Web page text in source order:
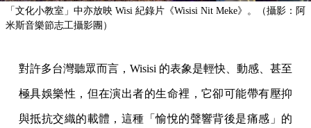
「文化小教室」中亦放映 Wisi 紀錄片《Wisisi Nit Meke》。（攝影：阿
米斯音樂節志工攝影團）
對許多台灣聽眾而言，Wisisi 的表象是輕快、動感、甚至
極具娛樂性，但在演出者的生命裡，它卻可能帶有壓抑
與抵抗交織的載體，這種「愉悅的聲響背後是痛感」的